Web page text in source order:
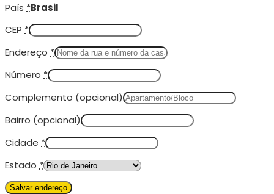
País *Brasil
CEP *
Endereço *
Número *
Complemento (opcional)
Bairro (opcional)
Cidade *
Estado *